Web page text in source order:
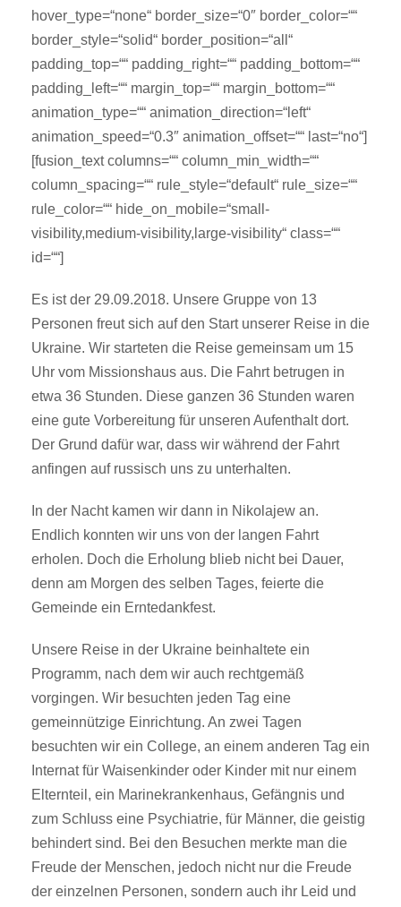
hover_type=“none“ border_size=“0″ border_color=““
border_style=“solid“ border_position=“all“
padding_top=““ padding_right=““ padding_bottom=““
padding_left=““ margin_top=““ margin_bottom=““
animation_type=““ animation_direction=“left“
animation_speed=“0.3″ animation_offset=““ last=“no“]
[fusion_text columns=““ column_min_width=““
column_spacing=““ rule_style=“default“ rule_size=““
rule_color=““ hide_on_mobile=“small-
visibility,medium-visibility,large-visibility“ class=““
id=““]
Es ist der 29.09.2018. Unsere Gruppe von 13
Personen freut sich auf den Start unserer Reise in die
Ukraine. Wir starteten die Reise gemeinsam um 15
Uhr vom Missionshaus aus. Die Fahrt betrugen in
etwa 36 Stunden. Diese ganzen 36 Stunden waren
eine gute Vorbereitung für unseren Aufenthalt dort.
Der Grund dafür war, dass wir während der Fahrt
anfingen auf russisch uns zu unterhalten.
In der Nacht kamen wir dann in Nikolajew an.
Endlich konnten wir uns von der langen Fahrt
erholen. Doch die Erholung blieb nicht bei Dauer,
denn am Morgen des selben Tages, feierte die
Gemeinde ein Erntedankfest.
Unsere Reise in der Ukraine beinhaltete ein
Programm, nach dem wir auch rechtgemäß
vorgingen. Wir besuchten jeden Tag eine
gemeinnützige Einrichtung. An zwei Tagen
besuchten wir ein College, an einem anderen Tag ein
Internat für Waisenkinder oder Kinder mit nur einem
Elternteil, ein Marinekrankenhaus, Gefängnis und
zum Schluss eine Psychiatrie, für Männer, die geistig
behindert sind. Bei den Besuchen merkte man die
Freude der Menschen, jedoch nicht nur die Freude
der einzelnen Personen, sondern auch ihr Leid und